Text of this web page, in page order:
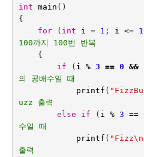
int main ()
{
for
( int i = 1 ; i <=
100까지 100번 반복
{
if
( i % 3 == 0 &&
의 공배수일 때
printf (
uzz 출력
else
if ( i % 3 ==
수일 때
printf ( "Fizz\n
출력